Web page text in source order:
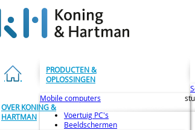
PRODUCTEN &
OPLOSSINGEN
Mobile computers
Voertuig PC's
Beeldschermen
OVER KONING &
HARTMAN